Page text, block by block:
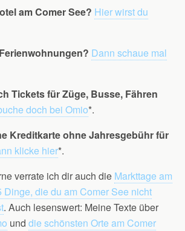
am Comer See? Hier wirst du
Dann schaue mal
Tickets für Züge, Busse, Fähren
doch bei Omio*.
Kreditkarte ohne Jahresgebühr für
klicke hier*.
verrate ich dir auch die Markttage am
Dinge, die du am Comer See nicht
. Auch lesenswert: Meine Texte über
und die schönsten Orte am Comer